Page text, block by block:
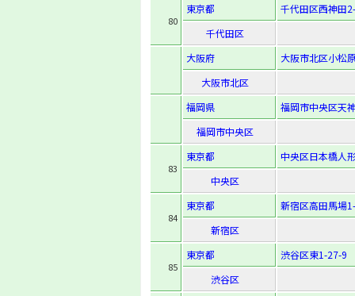
80
東京都
千代田区西神田
千代田区
大阪府
大阪市北区小松
大阪市北区
福岡県
福岡市中央区天
福岡市中央区
83
東京都
中央区日本橋人
中央区
84
東京都
新宿区高田馬場
新宿区
85
東京都
渋谷区東1-27-9
渋谷区